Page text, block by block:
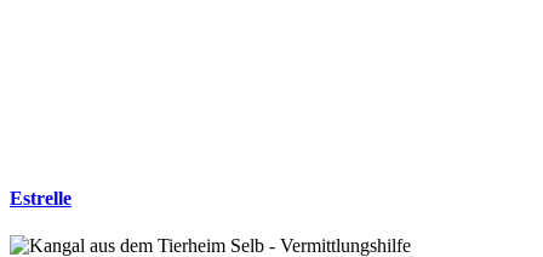
Estrelle